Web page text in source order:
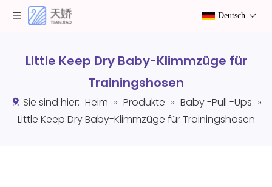
Deutsch
Little Keep Dry Baby-Klimmzüge für
Trainingshosen
Sie sind hier: Heim » Produkte » Baby -Pull -Ups »
Little Keep Dry Baby-Klimmzüge für Trainingshosen